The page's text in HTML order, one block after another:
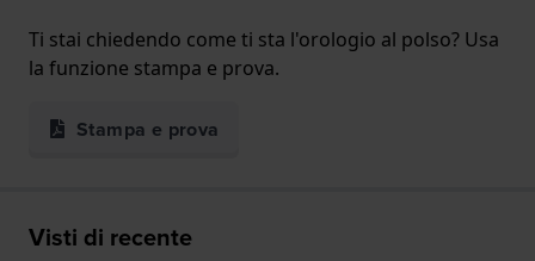
Ti stai chiedendo come ti sta l'orologio al polso? Usa
la funzione stampa e prova.
Stampa e prova
Visti di recente